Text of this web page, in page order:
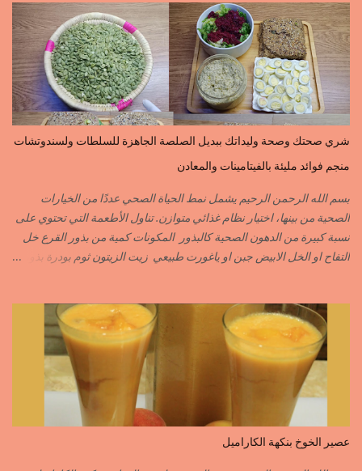
=nigelle اليبزار الأبيض=poivre blonc الخرقوم =safran des
indes=curcuma اليبزار الأسود=poivre noir زعفران=safran
جنجلان=grains de sésame الكبابة=cubèbe=piment de jamaique
بسيبيسة=macis الكوزة الصحراوية=maniguette عرق السوس=reglisse
لسان الطير=fruit de frène النافع نجيمات=badiane ظهر فلفل=poivre
long الفلفلة الحلوة……………PIMENT DOUX الفلفلة الحارة……………
PIMENT PIQUANT,FORT. سكين جبير……………….GINGEMBRE
القرفة……………………..CANNELLE الكمون…………………….CUMIN الفلفلة
الابزار………………………POIVRE راس الحانوت …………. RASS EL HANOUT
C’EST L ...
شري صحتك وصحة وليداتك ببديل الصلصة الجاهزة للسلطات ولسندوتشات
منجم فوائد مليئة بالفيتامينات والمعادن
بسم الله الرحمن الرحيم يشمل نمط الحياة الصحي عددًا من الخيارات
الصحية من بينها، اختيار نظام غذائي متوازن. تناول الأطعمة التي تحتوي على
نسبة كبيرة من الدهون الصحية كالبذور المكونات كمية من بذور القرع خل
التفاح او الخل الابيض جبن او ياغورت طبيعي زيت الزيتون ثوم بودرة بذور
si=EjD0K3Lgs58txUgM
عصير الخوخ بنكهة الكاراميل